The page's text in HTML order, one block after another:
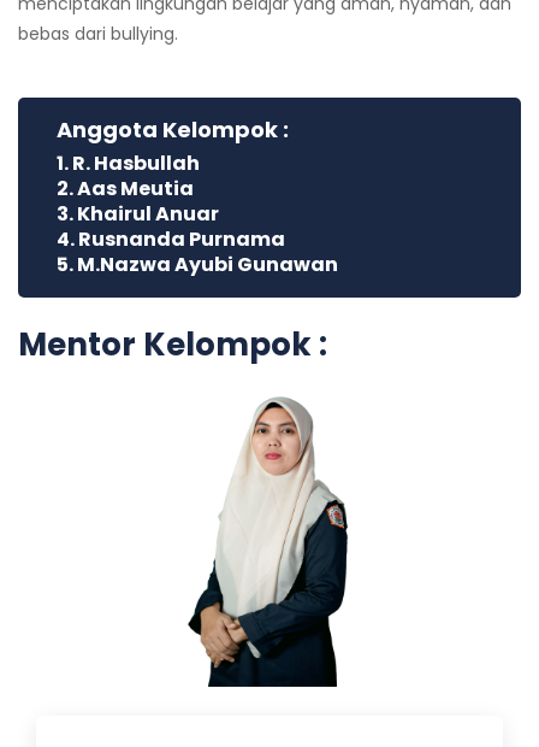
bebas dari bullying.
Anggota Kelompok :
1. R. Hasbullah
2. Aas Meutia
3. Khairul Anuar
4. Rusnanda Purnama
5. M.Nazwa Ayubi Gunawan
Mentor Kelompok :